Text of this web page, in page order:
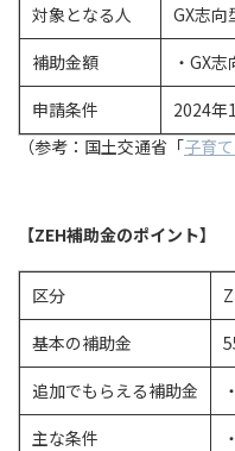
対象となる人
GX志
補助金額
・GX
申請条件
2024年
（参考：国土交通省「子育
【ZEH補助金のポイント】
区分
基本の補助金
追加でもらえる補助金
主な条件